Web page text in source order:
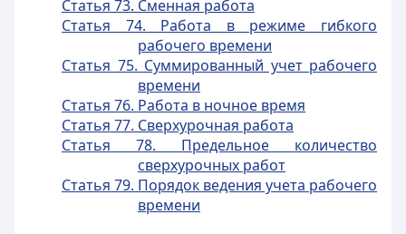
Статья 73. Сменная работа
Статья 74. Работа в режиме гибкого
рабочего времени
Статья 75. Суммированный учет рабочего
времени
Статья 76. Работа в ночное время
Статья 77. Сверхурочная работа
Статья 78. Предельное количество
сверхурочных работ
Статья 79. Порядок ведения учета рабочего
времени